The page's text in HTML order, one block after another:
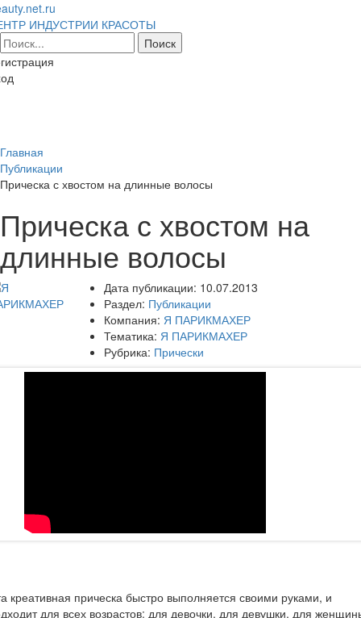
ИНДУСТРИИ КРАСОТЫ
Главная
Публикации
Прическа с хвостом на длинные волосы
Прическа с хвостом на
длинные волосы
Дата публикации: 10.07.2013
Раздел: Публикации
Компания: Я ПАРИКМАХЕР
Тематика: Я ПАРИКМАХЕР
Рубрика: Прически
креативная прическа быстро выполняется своими руками, и
для всех возрастов: для девочки, для девушки, для